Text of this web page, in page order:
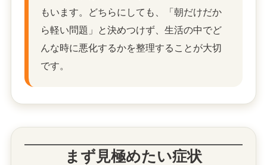
もいます。どちらにしても、「朝だけだか
ら軽い問題」と決めつけず、生活の中でど
んな時に悪化するかを整理することが大切
です。
まず見極めたい症状